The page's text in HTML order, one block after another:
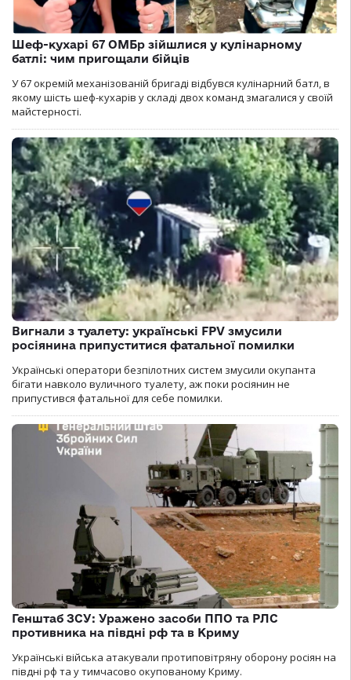
Шеф-кухарі 67 ОМБр зійшлися у кулінарному
батлі: чим пригощали бійців
У 67 окремій механізованій бригаді відбувся кулінарний батл, в
якому шість шеф-кухарів у складі двох команд змагалися у своїй
майстерності.
Вигнали з туалету: українські FPV змусили
росіянина припуститися фатальної помилки
Українські оператори безпілотних систем змусили окупанта
бігати навколо вуличного туалету, аж поки росіянин не
припустився фатальної для себе помилки.
Генштаб ЗСУ: Уражено засоби ППО та РЛС
противника на півдні рф та в Криму
Українські війська атакували протиповітряну оборону росіян на
півдні рф та у тимчасово окупованому Криму.